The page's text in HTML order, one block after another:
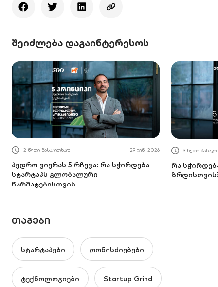
შეიძლება დაგაინტერესოს
2 წუთი წასაკითხად 29 ივნ. 2026
პედრო ვიერას 5 რჩევა: რა სჭირდება
სტარტაპს გლობალური
წარმატებისთვის
3 წუთი
რა
ᲗᲐᲒᲔᲑᲘ
სტარტაპები ღონისძიებები
ტექნოლოგიები Startup Grind